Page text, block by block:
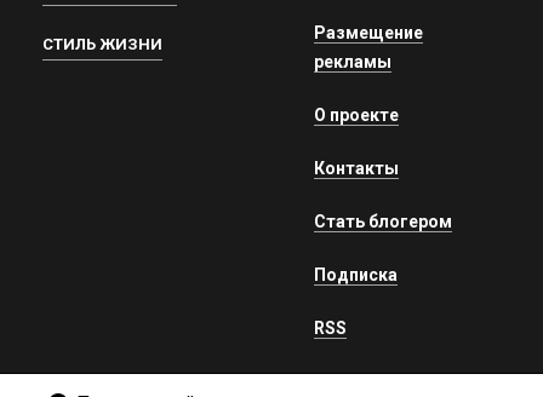
СТИЛЬ ЖИЗНИ
Размещение
рекламы
О проекте
Контакты
Стать блогером
Подписка
RSS